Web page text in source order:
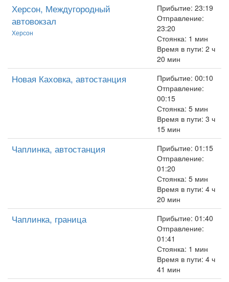
Херсон, Междугородный
автовокзал
Херсон
Прибытие: 23:19
Отправление:
23:20
Стоянка: 1 мин
Время в пути: 2 ч
20 мин
Новая Каховка, автостанция
Прибытие: 00:10
Отправление:
00:15
Стоянка: 5 мин
Время в пути: 3 ч
15 мин
Чаплинка, автостанция
Прибытие: 01:15
Отправление:
01:20
Стоянка: 5 мин
Время в пути: 4 ч
20 мин
Чаплинка, граница
Прибытие: 01:40
Отправление:
01:41
Стоянка: 1 мин
Время в пути: 4 ч
41 мин